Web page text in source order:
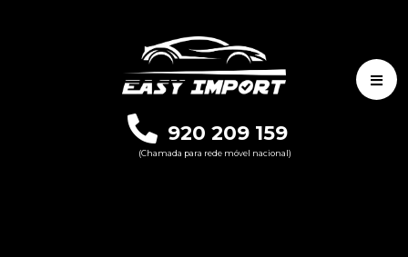
920 209 159
(Chamada para rede móvel nacional)